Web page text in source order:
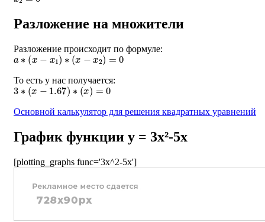
Разложение на множители
Разложение происходит по формуле:
a ∗(x−x1)∗ (x−x2)=0
То есть у нас получается:
3∗(x−1.67)∗(x)=0
Основной калькулятор для решения квадратных уравнений
График функции y = 3x²-5x
[plotting_graphs func='3x^2-5x']